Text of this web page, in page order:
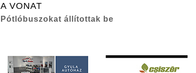
A VONAT
Pótlóbuszokat állítottak be